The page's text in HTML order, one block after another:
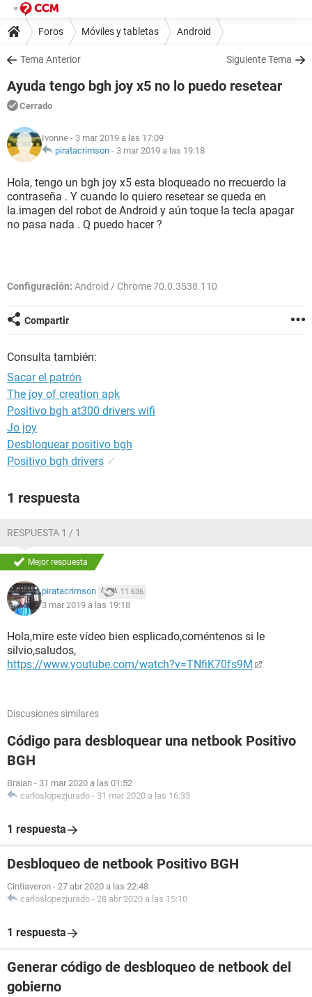
Foros Móviles y tabletas Android
Tema Anterior Siguiente Tema
Ayuda tengo bgh joy x5 no lo puedo resetear
Cerrado
Ivonne - 3 mar 2019 a las 17:09
piratacrimson - 3 mar 2019 a las 19:18
Hola, tengo un bgh joy x5 esta bloqueado no rrecuerdo la
contraseña . Y cuando lo quiero resetear se queda en
la.imagen del robot de Android y aún toque la tecla apagar
no pasa nada . Q puedo hacer ?
Configuración: Android / Chrome 70.0.3538.110
Compartir
Consulta también:
Sacar el patrón
The joy of creation apk
Positivo bgh at300 drivers wifi
Jo joy
Desbloquear positivo bgh
Positivo bgh drivers ✓
1 respuesta
RESPUESTA 1 / 1
Mejor respuesta
piratacrimson 11.636
3 mar 2019 a las 19:18
Hola,mire este vídeo bien esplicado,coméntenos si le
silvio,saludos,
https://www.youtube.com/watch?v=TNfiK70fs9M
Discusiones similares
Código para desbloquear una netbook Positivo
BGH
Braian - 31 mar 2020 a las 01:52
carloslopezjurado - 31 mar 2020 a las 16:33
1 respuesta
Desbloqueo de netbook Positivo BGH
Cintiaveron - 27 abr 2020 a las 22:48
carloslopezjurado - 28 abr 2020 a las 15:10
1 respuesta
Generar código de desbloqueo de netbook del
gobierno